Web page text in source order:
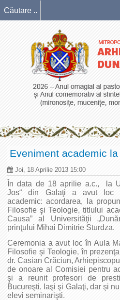
Eveniment academic
Joi, 18 Aprilie 2013 15:00
În data de 18 aprilie a.c., la
Jos“ din Galaţi a avut loc
academic: acordarea, la
Filosofie şi Teologie, titlului
Causa” al Universităţii
prinţului Mihai Dimitrie Sturdza.
Ceremonia a avut loc în Aula
Filosofie şi Teologie, în
dr. Casian Crăciun,
de onoare al Comisiei pentru
şi a reunit profesori de
Bucureşti, Iaşi şi Galaţi, dar şi
elevi seminarişti.